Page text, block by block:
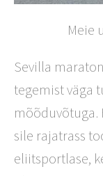
Meie
Sevilla
tegemist väga
mõõduvõtuga.
sile rajatrass
eliitsportlase,